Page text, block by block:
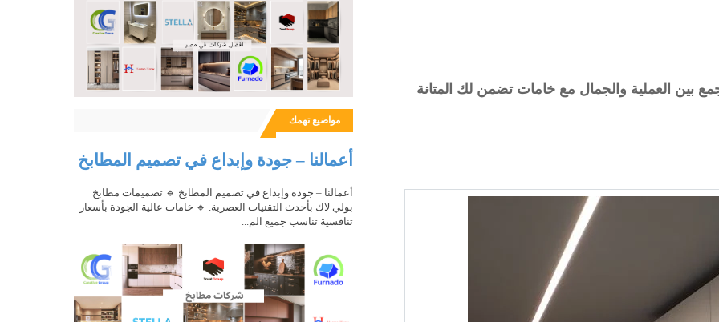
بين العملية والجمال مع خامات تضمن لك المتانة
مواضيع تهمك
أعمالنا – جودة وإبداع في تصميم المطابخ
أعمالنا – جودة وإبداع في تصميم المطابخ 🔹 تصميمات مطابخ
بولي لاك بأحدث التقنيات العصرية. 🔹 خامات عالية الجودة بأسعار
تنافسية تناسب جميع الم...